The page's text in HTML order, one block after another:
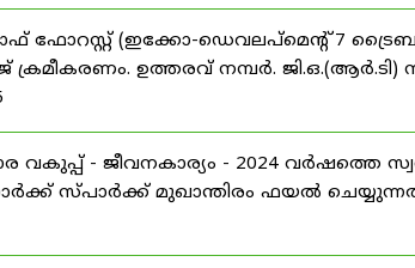
ഫോറസ്റ്റ് (ഇക്കോ-ഡെവലപ്മെന്റ് 7
ഉത്തരവ് നമ്പർ. ജി.ഒ.(ആർ.ടി)
- ജീവനകാര്യം - 2024 വർഷത്തെ
സ്പാർക്ക് മുഖാന്തിരം ഫയൽ